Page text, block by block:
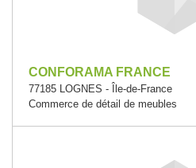
CONFORAMA FRANCE
77185 LOGNES - Île-de-France
Commerce de détail de meubles